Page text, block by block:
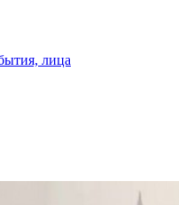
лица